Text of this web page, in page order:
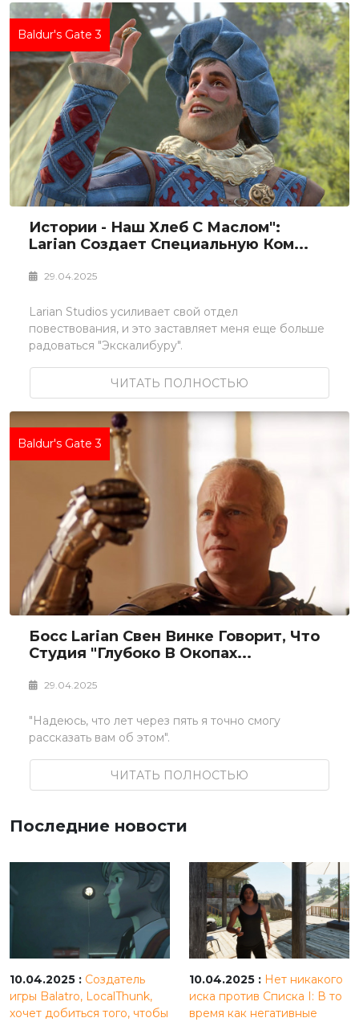
Baldur's Gate 3
Истории - Наш Хлеб С Маслом":
Larian Создает Специальную Ком...
29.04.2025
Larian Studios усиливает свой отдел
повествования, и это заставляет меня еще больше
радоваться "Экскалибуру".
ЧИТАТЬ ПОЛНОСТЬЮ
Baldur's Gate 3
Босс Larian Свен Винке Говорит, Что
Студия "глубоко В Окопах...
29.04.2025
"Надеюсь, что лет через пять я точно смогу
рассказать вам об этом".
ЧИТАТЬ ПОЛНОСТЬЮ
Последние новости
10.04.2025 : Создатель
игры Balatro, LocalThunk,
хочет добиться того, чтобы
10.04.2025 : Нет никакого
иска против Списка I: В то
время как негативные